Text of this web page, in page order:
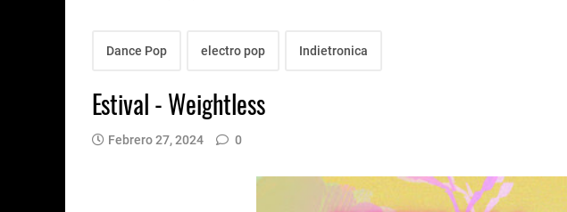
Dance Pop electro pop Indietronica
Estival - Weightless
Febrero 27, 2024 0